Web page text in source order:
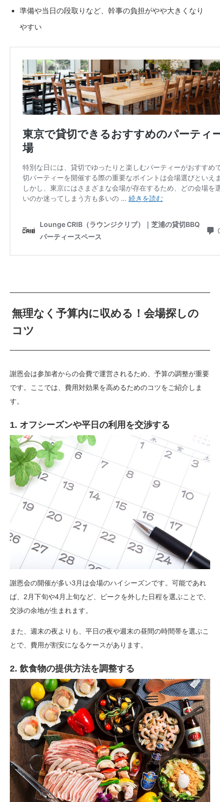
準備や当日の段取りなど、幹事の負担がやや大きくなり
やすい
無理なく予算内に収める！会場探しの
コツ
謝恩会は参加者からの会費で運営されるため、予算の調整が重要
です。ここでは、費用対効果を高めるためのコツをご紹介しま
す。
1. オフシーズンや平日の利用を交渉する
謝恩会の開催が多い3月は会場のハイシーズンです。可能であれ
ば、2月下旬や4月上旬など、ピークを外した日程を選ぶことで、
交渉の余地が生まれます。
また、週末の夜よりも、平日の夜や週末の昼間の時間帯を選ぶこ
とで、費用が割安になるケースがあります。
2. 飲食物の提供方法を調整する